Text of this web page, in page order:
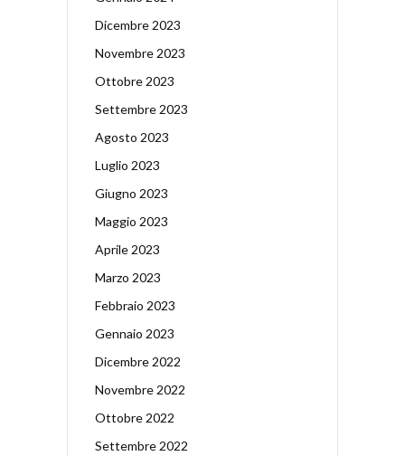
Dicembre 2023
Novembre 2023
Ottobre 2023
Settembre 2023
Agosto 2023
Luglio 2023
Giugno 2023
Maggio 2023
Aprile 2023
Marzo 2023
Febbraio 2023
Gennaio 2023
Dicembre 2022
Novembre 2022
Ottobre 2022
Settembre 2022